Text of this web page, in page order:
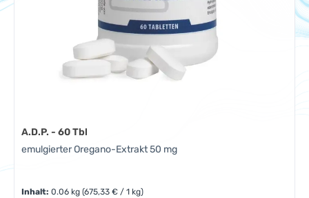
A.D.P. - 60 Tbl
emulgierter Oregano-Extrakt 50 mg
Inhalt:0.06 kg(675,33 € / 1 kg)